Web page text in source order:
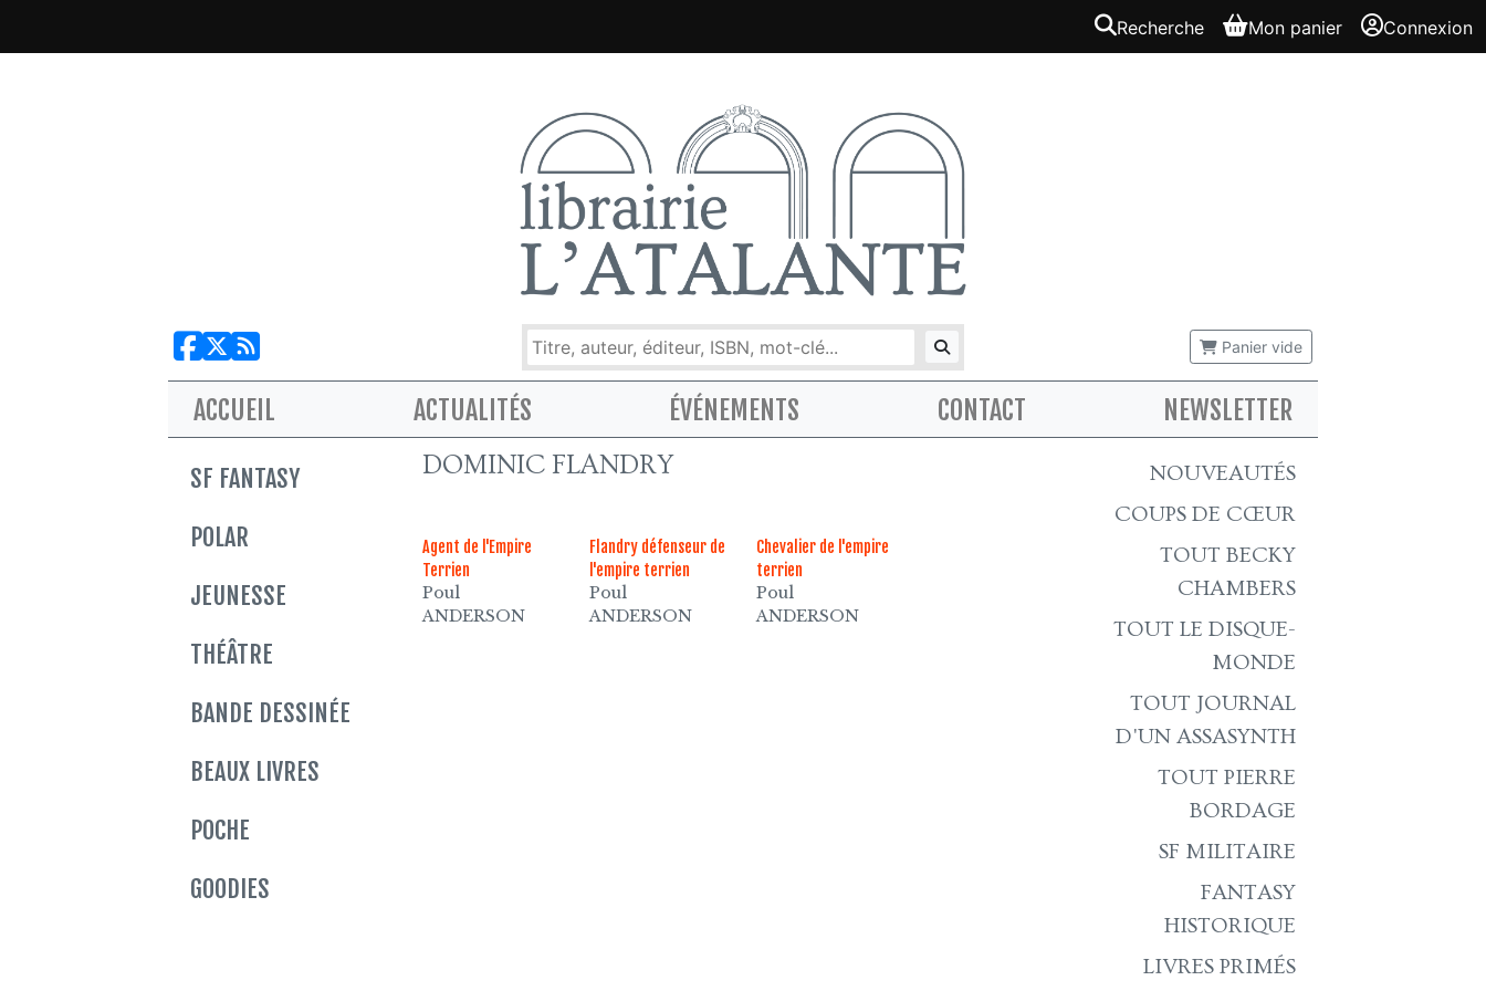
Recherche Mon panier Connexion
Panier vide
ACCUEIL ACTUALITÉS ÉVÉNEMENTS CONTACT NEWSLETTER
SF FANTASY
POLAR
JEUNESSE
THÉÂTRE
BANDE DESSINÉE
BEAUX LIVRES
POCHE
GOODIES
NOUVEAUTÉS
COUPS DE CŒUR
TOUT BECKY
CHAMBERS
TOUT LE DISQUE-
MONDE
TOUT JOURNAL
D'UN ASSASYNTH
TOUT PIERRE
BORDAGE
SF MILITAIRE
FANTASY
HISTORIQUE
LIVRES PRIMÉS
DOMINIC FLANDRY
Agent de l'Empire
Terrien
Poul
ANDERSON
Flandry défenseur de
l'empire terrien
Poul
ANDERSON
Chevalier de l'empire
terrien
Poul
ANDERSON